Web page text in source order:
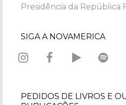
Presidência da República
SIGA A NOVAMERICA
PEDIDOS DE LIVROS E